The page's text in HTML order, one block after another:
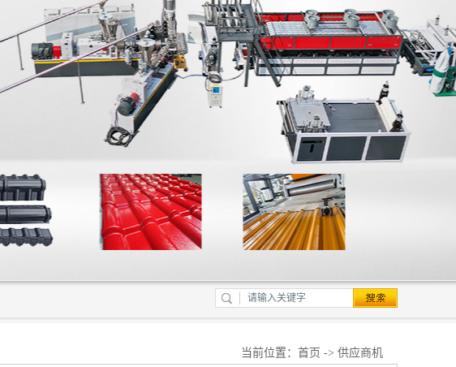
当前位置： 首页 -> 供应商机